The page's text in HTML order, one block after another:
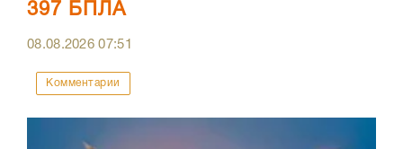
397 БПЛА
08.08.202607:51
Комментарии